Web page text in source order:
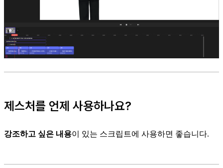
제스처를 언제 사용하나요?
강조하고 싶은 내용이 있는 스크립트에 사용하면 좋습니다.